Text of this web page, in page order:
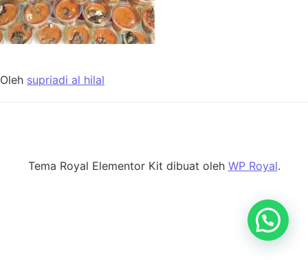
Oleh supriadi al hilal
Tema Royal Elementor Kit dibuat oleh WP Royal.